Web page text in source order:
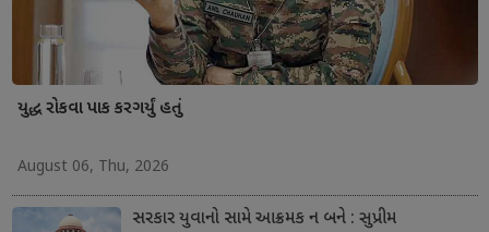
યુદ્ધ રોકવા પાક કરગર્યું હતું
August 06, Thu, 2026
સરકાર યુવાનો સામે આક્રમક ન બને : સુપ્રીમ